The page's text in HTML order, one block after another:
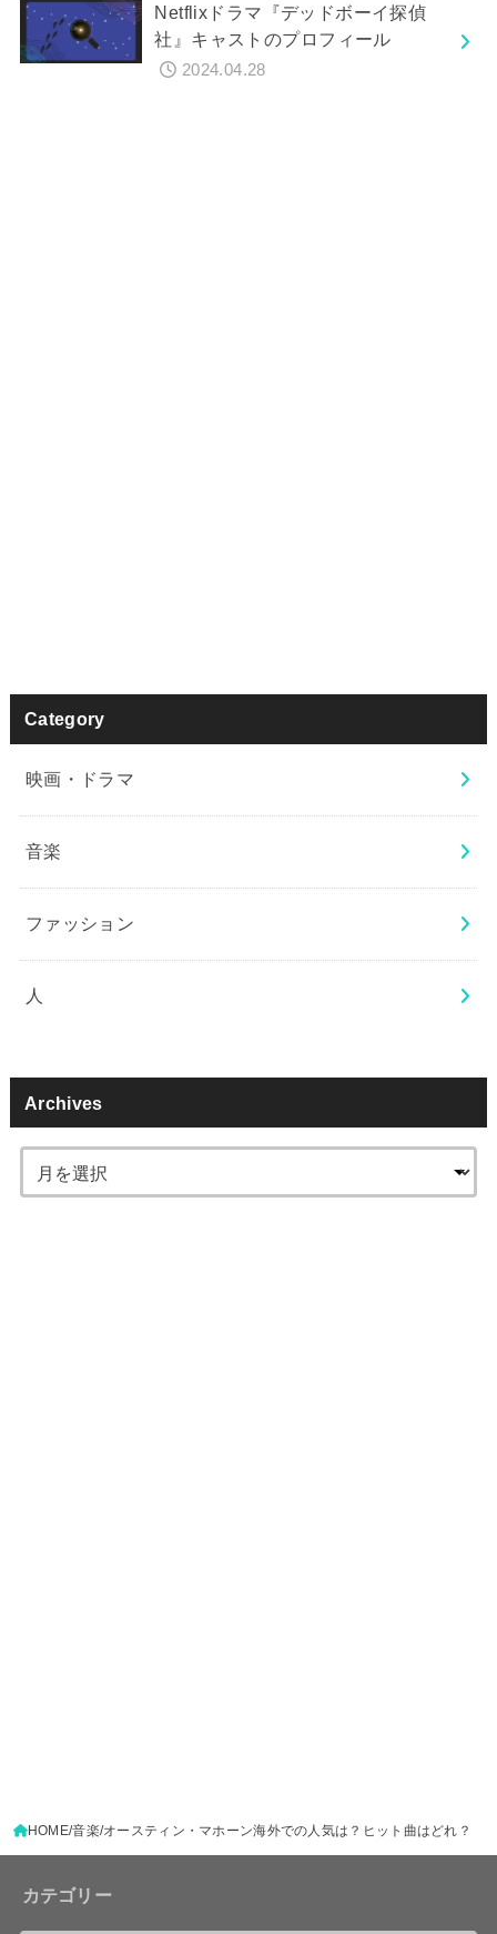
Netflixドラマ『デッドボーイ探偵
社』キャストのプロフィール
2024.04.28
Category
映画・ドラマ
音楽
ファッション
人
Archives
HOME 音楽 オースティン・マホーン海外での人気は？ヒット曲はどれ？
カテゴリー